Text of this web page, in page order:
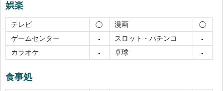
娯楽
テレビ ◯ 漫画
◯
ゲームセンター
- スロット・パチンコ
-
カラオケ
- 卓球 -
食事処